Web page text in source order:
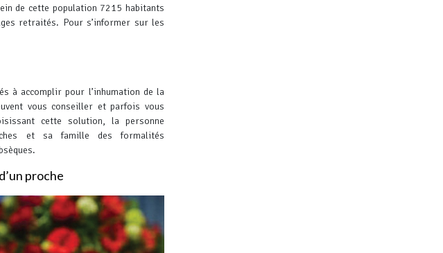
de cette population 7215 habitants
retraités. Pour s’informer sur les
à accomplir pour l’inhumation de la
vous conseiller et parfois vous
cette solution, la personne
et sa famille des formalités
proche